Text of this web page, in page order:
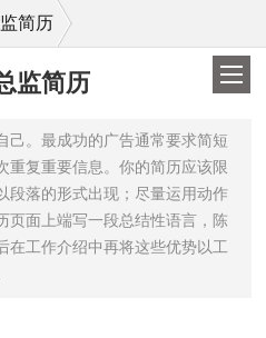
简历
监简历
己。最成功的广告通常要求简短
重复重要信息。你的简历应该限
段落的形式出现；尽量运用动作
页面上端写一段总结性语言，陈
在工作介绍中再将这些优势以工